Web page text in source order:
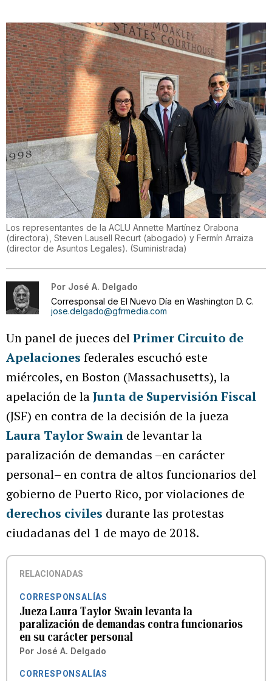
Los representantes de la ACLU Annette Martínez Orabona
(directora), Steven Lausell Recurt (abogado) y Fermín Arraiza
(director de Asuntos Legales). (Suministrada)
Por José A. Delgado
Corresponsal de El Nuevo Día en Washington D. C.
jose.delgado@gfrmedia.com
Un panel de jueces delPrimer Circuito de
Apelaciones federales escuchó este
miércoles, en Boston (Massachusetts), la
apelación de laJunta de Supervisión Fiscal
(JSF) en contra de la decisión de la jueza
Laura Taylor Swain de levantar la
paralización de demandas –en carácter
personal– en contra de altos funcionarios del
gobierno de Puerto Rico, por violaciones de
derechos civiles durante las protestas
ciudadanas del 1 de mayo de 2018.
RELACIONADAS
CORRESPONSALÍAS
Jueza Laura Taylor Swain levanta la
paralización de demandas contra funcionarios
en su carácter personal
Por José A. Delgado
CORRESPONSALÍAS